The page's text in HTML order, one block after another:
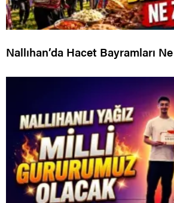
Nallıhan’da Hacet Bayramları